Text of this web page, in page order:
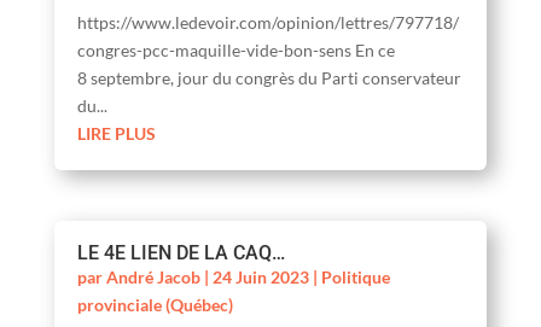
https://www.ledevoir.com/opinion/lettres/797718/
congres-pcc-maquille-vide-bon-sens En ce
8 septembre, jour du congrès du Parti conservateur
du...
LIRE PLUS
LE 4E LIEN DE LA CAQ…
parAndré Jacob| 24 Juin 2023| Politique
provinciale (Québec)